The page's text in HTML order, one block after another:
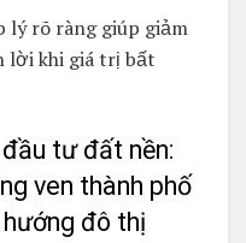
lý rõ ràng giúp giảm
lời khi giá trị bất
tư đất nền:
ven thành phố
đô thị